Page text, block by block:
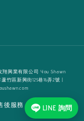
翔興業有限公司 You Shawn
竹區新興街125巷16弄2號 |
後服務 LINE 詢問